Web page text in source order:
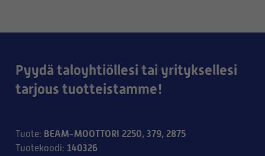
Pyydä taloyhtiöllesi tai yrityksellesi
tarjous tuotteistamme!
Tuote: BEAM-MOOTTORI 2250, 379, 2875
Tuotekoodi: 140326